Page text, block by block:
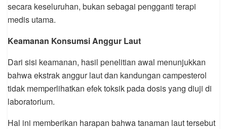
secara keseluruhan, bukan sebagai pengganti terapi
medis utama.
Keamanan Konsumsi Anggur Laut
Dari sisi keamanan, hasil penelitian awal menunjukkan
bahwa ekstrak anggur laut dan kandungan campesterol
tidak memperlihatkan efek toksik pada dosis yang diuji di
laboratorium.
Hal ini memberikan harapan bahwa tanaman laut tersebut